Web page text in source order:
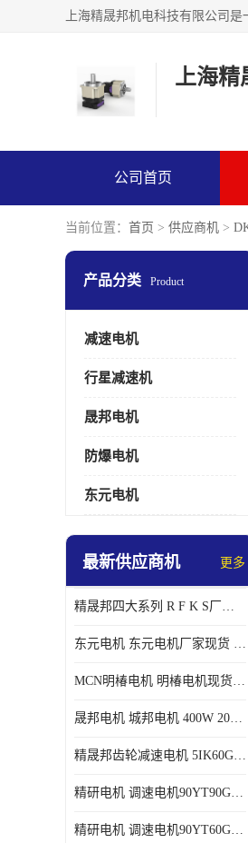
上海精
公司首页
当前位置： 首页 > 供应商机 >
产品分类 Product
减速电机
行星减速机
晟邦电机
防爆电机
东元电机
最新供应商机 更多
精晟邦四大系列 R F K S厂家现货 批发价格
东元电机 东元电机厂家现货 东元电机批发价格
MCN明椿电机 明椿电机现货 明椿电机批发价格
晟邦电机 城邦电机 400W 200W 库电机 德大库 臂电机
精晟邦齿轮减速电机 5IK60GU-CF/5IK60RGU-CF调速电机厂家现货批发价格
精研电机 调速电机90YT90GV22厂家现货批发价格
精研电机 调速电机90YT60GV22厂家现货批发价格